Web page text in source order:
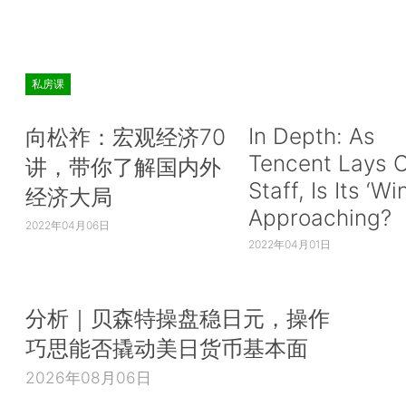
私房课
向松祚：宏观经济70
讲，带你了解国内外
经济大局
2022年04月06日
In Depth: As
Tencent Lays
Staff, Is Its
Approaching?
2022年04月01日
分析｜贝森特操盘稳日元，操作
巧思能否撬动美日货币基本面
2026年08月06日